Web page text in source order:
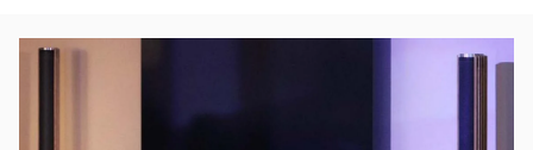
Eventbild